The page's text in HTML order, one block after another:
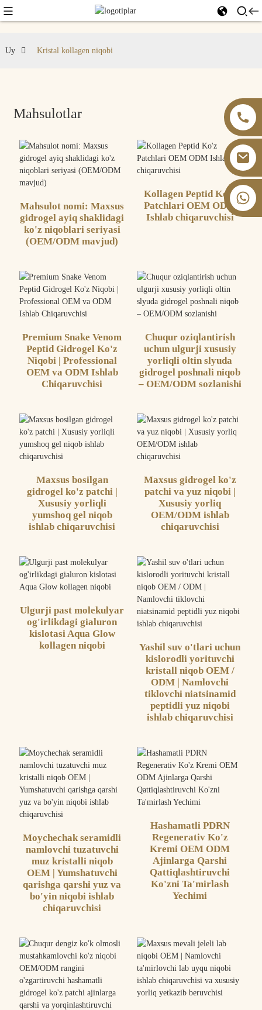
+86 13826059902
Uy Kristal kollagen niqobi
Mahsulotlar
Mahsulot nomi: Maxsus
gidrogel ayiq shaklidagi
ko'z niqoblari seriyasi
(OEM/ODM mavjud)
Kollagen Peptid Ko'z
Patchlari OEM ODM
Ishlab chiqaruvchisi
Premium Snake Venom
Peptid Gidrogel Ko'z
Niqobi | Professional
OEM va ODM Ishlab
Chiqaruvchisi
Chuqur oziqlantirish
uchun ulgurji xususiy
yorliqli oltin slyuda
gidrogel poshnali niqob
– OEM/ODM sozlanishi
Maxsus bosilgan
gidrogel ko'z patchi |
Xususiy yorliqli
yumshoq gel niqob
ishlab chiqaruvchisi
Maxsus gidrogel ko'z
patchi va yuz niqobi |
Xususiy yorliq
OEM/ODM ishlab
chiqaruvchisi
Ulgurji past molekulyar
og'irlikdagi gialuron
kislotasi Aqua Glow
kollagen niqobi
Yashil suv o'tlari uchun
kislorodli yorituvchi
kristall niqob OEM /
ODM | Namlovchi
tiklovchi niatsinamid
peptidli yuz niqobi
ishlab chiqaruvchisi
Moychechak seramidli
namlovchi tuzatuvchi
muz kristalli niqob
OEM | Yumshatuvchi
qarishga qarshi yuz va
bo'yin niqobi ishlab
chiqaruvchisi
Hashamatli PDRN
Regenerativ Ko'z
Kremi OEM ODM
Ajinlarga Qarshi
Qattiqlashtiruvchi
Ko'zni Ta'mirlash
Yechimi